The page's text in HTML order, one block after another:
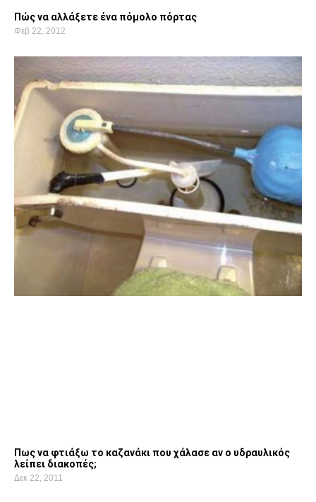
Πώς να αλλάξετε ένα πόμολο πόρτας
Φεβ 22, 2012
Πως να φτιάξω το καζανάκι που χάλασε αν ο υδραυλικός
λείπει διακοπές;
Δεκ 22, 2011